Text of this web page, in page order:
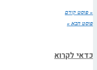
« פוסט קודם
פוסט הבא »
כדאי לקרוא